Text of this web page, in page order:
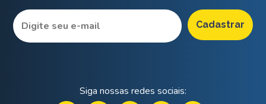
Siga nossas redes sociais: